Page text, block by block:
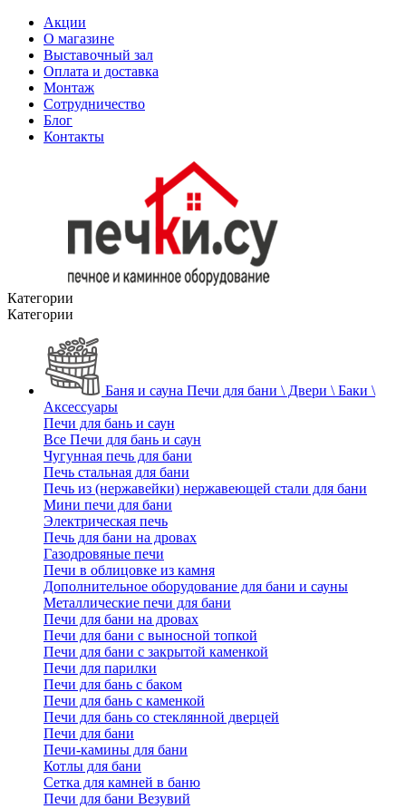
Акции
О магазине
Выставочный зал
Оплата и доставка
Монтаж
Сотрудничество
Блог
Контакты
Категории
Категории
Баня и сауна Печи для бани \ Двери \ Баки \
Аксессуары
Печи для бань и саун
Все Печи для бань и саун
Чугунная печь для бани
Печь стальная для бани
Печь из (нержавейки) нержавеющей стали для бани
Мини печи для бани
Электрическая печь
Печь для бани на дровах
Газодровяные печи
Печи в облицовке из камня
Дополнительное оборудование для бани и сауны
Металлические печи для бани
Печи для бани на дровах
Печи для бани с выносной топкой
Печи для бани с закрытой каменкой
Печи для парилки
Печи для бань с баком
Печи для бань с каменкой
Печи для бань со стеклянной дверцей
Печи для бани
Печи-камины для бани
Котлы для бани
Сетка для камней в баню
Печи для бани Везувий